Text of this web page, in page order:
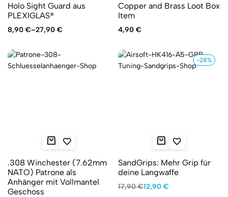
Holo Sight Guard aus
PLEXIGLAS®
8,90 €–27,90 €
Copper and Brass Loot Box
Item
4,90 €
.308 Winchester (7.62mm
NATO) Patrone als
Anhänger mit Vollmantel
Geschoss
-28%
SandGrips: Mehr Grip für
deine Langwaffe
17,90€12,90 €